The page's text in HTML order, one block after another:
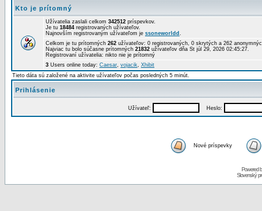
Kto je prítomný
Užívatelia zaslali celkom 342512 príspevkov.
Je tu 18484 registrovaných užívateľov.
Najnovším registrovaným užívateľom je ssoneworldd .
Celkom je tu prítomných 262 užívateľov: 0 registrovaných, 0 skrytých a 262
Najviac tu bolo súčasne prítomných 21832 užívateľov dňa St júl 29, 2026 02:45:27.
Registrovaní užívatelia: nikto nie je prítomný
3 Users online today: Caesar, vojacik, Xhibit
Tieto dáta sú založené na aktivite užívateľov počas posledných 5 minút.
Prihlásenie
Užívateľ: Heslo:
Nové príspevky
Powered
Slovenský